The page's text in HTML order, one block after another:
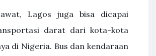
Lagos juga bisa dicapai
darat dari kota-kota
di Nigeria. Bus dan kendaraan